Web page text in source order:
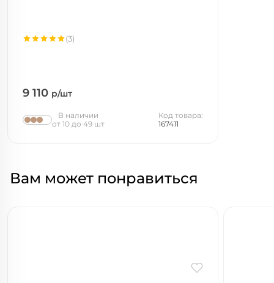
9 110 р/шт
(3)
В наличии
от 10 до 49 шт
Код товара:
167411
Вам может понравиться